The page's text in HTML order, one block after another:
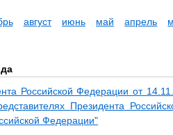
август июнь май апрель
Российской Федерации от
Президента
Федерации"